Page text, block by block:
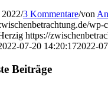
/3 Kommentare/von
https://
07-20 14:20:172022-
Beiträge